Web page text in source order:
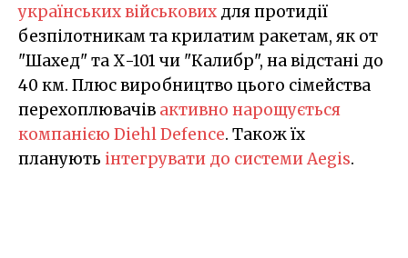
українських військових для протидії
безпілотникам та крилатим ракетам, як от
"Шахед" та Х-101 чи "Калибр", на відстані до
40 км. Плюс виробництво цього сімейства
перехоплювачів активно нарощується
компанією Diehl Defence. Також їх
планують інтегрувати до системи Aegis.